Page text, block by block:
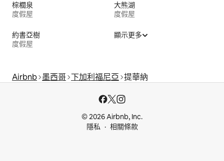
棕櫚泉
度假屋
大熊湖
度假屋
約書亞樹
度假屋
顯示更多
Airbnb 墨西哥 下加利福尼亞 提華納
© 2026 Airbnb, Inc.
隱私
相關條款